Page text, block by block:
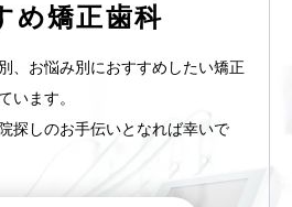
め矯正歯科
、お悩み別におすすめしたい矯正
います。
探しのお手伝いとなれば幸いで